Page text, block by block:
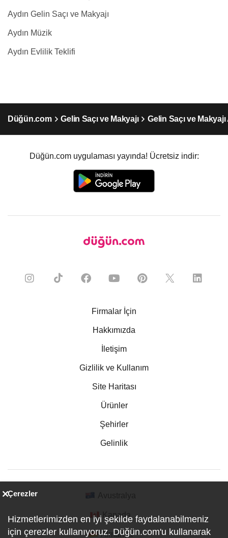
Aydın Gelin Saçı ve Makyajı
Aydın Müzik
Aydın Evlilik Teklifi
Düğün.com Gelin Saçı ve Makyajı Gelin Saçı ve Makyajı
Düğün.com uygulaması yayında! Ücretsiz indir:
Firmalar İçin
Hakkımızda
İletişim
Gizlilik ve Kullanım
Site Haritası
Ürünler
Şehirler
Gelinlik
Kanada
Almanya
Çerezler
Hizmetlerimizden en iyi şekilde faydalanabilmeniz
için çerezler kullanıyoruz. Düğün.com'u kullanarak